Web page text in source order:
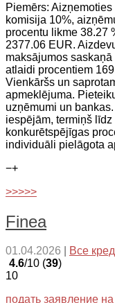
Piemērs:
komisija 10%,
procentu likme 38.27
2377.06 EUR.
maksājumos
atlaidi procentiem
Vienkāršs un
apmeklējuma.
uzņēmumi un
iespējām, termiņš
konkurētspējīgas
individuāli pielāgota
−+
>>>>>
Finea
01.04.2026 Все
4.6/10 (39)
10
подать заявление